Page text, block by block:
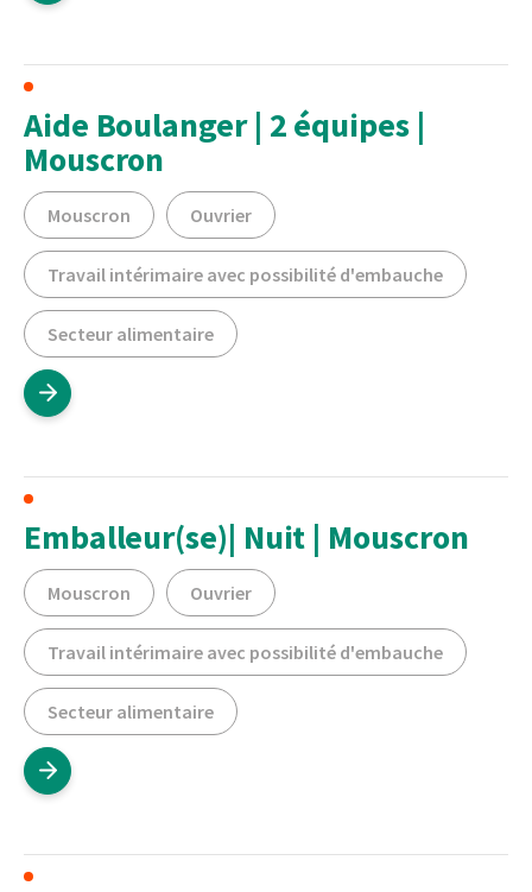
Aide Boulanger | 2 équipes |
Mouscron
Mouscron Ouvrier
Travail intérimaire avec possibilité d'embauche
Secteur alimentaire
Emballeur(se)| Nuit | Mouscron
Mouscron Ouvrier
Travail intérimaire avec possibilité d'embauche
Secteur alimentaire